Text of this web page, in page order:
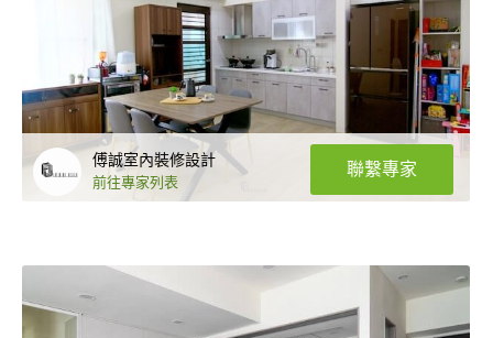
傅誠室內裝修設計
前往專家列表
聯繫專家